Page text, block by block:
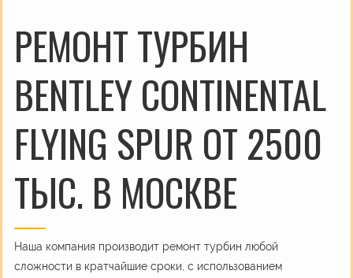
РЕМОНТ ТУРБИН
BENTLEY CONTINENTAL
FLYING SPUR ОТ 2500
ТЫС. В МОСКВЕ
Наша компания производит ремонт турбин любой
сложности в кратчайшие сроки, с использованием